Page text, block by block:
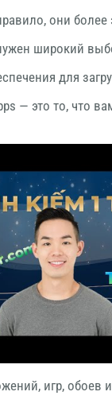
они
широкий
для
— это то, что
игр, обоев